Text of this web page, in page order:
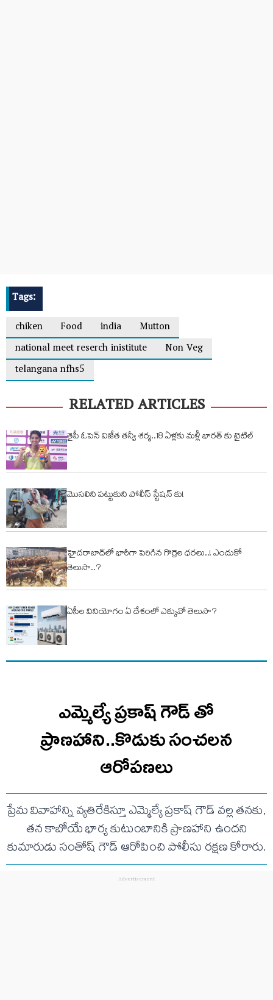
Tags:
chiken
Food india
Mutton
national meet reserch inistitute
Non Veg
telangana nfhs5
RELATED ARTICLES
తైపీ ఓపెన్‌ విజేత తన్వీ శర్మ..18 ఏళ్లకు మళ్లీ భారత్ కు టైటిల్‌
మొసలిని పట్టుకుని పోలీస్ స్టేషన్ కు!
హైద‌రాబాద్‌లో భారీగా పెరిగిన గొర్రెల ధ‌ర‌లు..! ఎందుకో
తెలుసా..?
ఏసీల వినియోగం ఏ దేశంలో ఎక్కువో తెలుసా?
ఎమ్మెల్యే ప్రకాష్ గౌడ్ తో
ప్రాణహాని..కొడుకు సంచలన
ఆరోపణలు
ప్రేమ వివాహాన్ని వ్యతిరేకిస్తూ ఎమ్మెల్యే ప్రకాష్ గౌడ్ వల్ల తనకు,
తన కాబోయే భార్య కుటుంబానికి ప్రాణహాని ఉందని
కుమారుడు సంతోష్ గౌడ్ ఆరోపించి పోలీసు రక్షణ కోరారు.